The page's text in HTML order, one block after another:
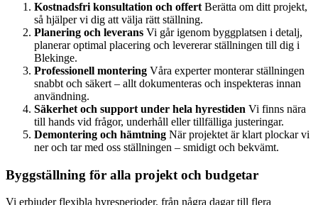
Kostnadsfri konsultation och offert Berätta om ditt projekt,
så hjälper vi dig att välja rätt ställning.
Planering och leverans Vi går igenom byggplatsen i detalj,
planerar optimal placering och levererar ställningen till dig i
Blekinge.
Professionell montering Våra experter monterar ställningen
snabbt och säkert – allt dokumenteras och inspekteras innan
användning.
Säkerhet och support under hela hyrestiden Vi finns nära
till hands vid frågor, underhåll eller tillfälliga justeringar.
Demontering och hämtning När projektet är klart plockar vi
ner och tar med oss ställningen – smidigt och bekvämt.
Byggställning för alla projekt och budgetar
Vi erbjuder flexibla hyresperioder, från några dagar till flera